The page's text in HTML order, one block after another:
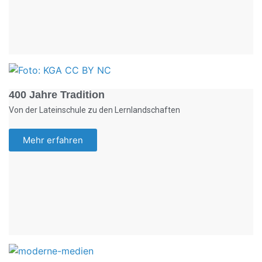
400 Jahre Tradition
Von der Lateinschule zu den Lernlandschaften
Mehr erfahren